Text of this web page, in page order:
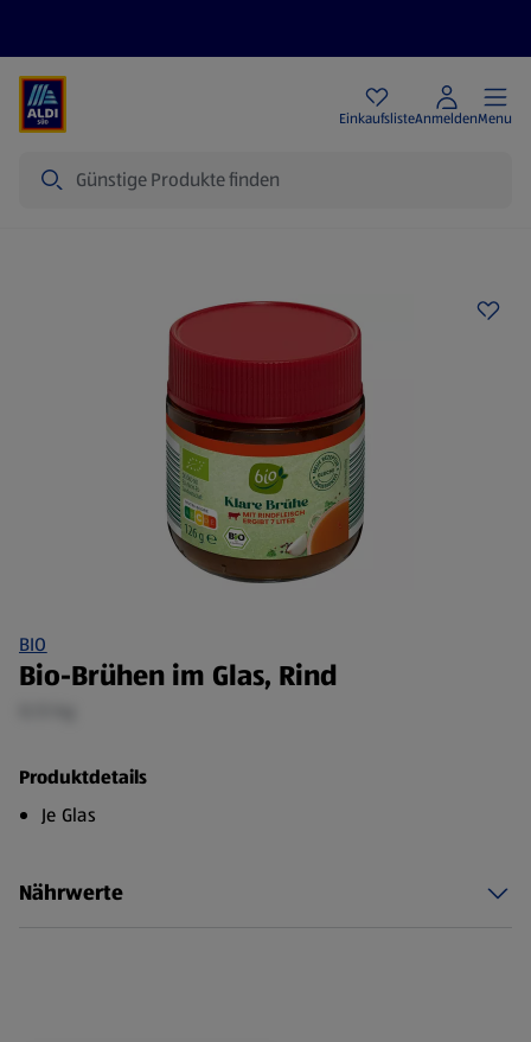
EinkaufslisteAnmeldenMenu
BIO
Bio-Brühen im Glas, Rind
Produktdetails
Je Glas
Nährwerte